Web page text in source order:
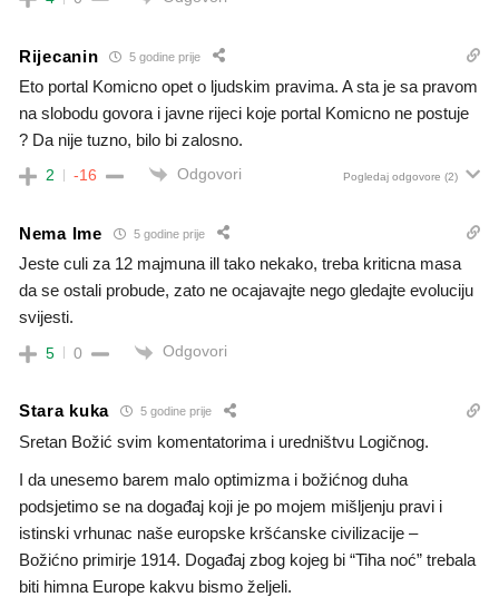
Rijecanin 5 godine prije
Eto portal Komicno opet o ljudskim pravima. A sta je sa pravom
na slobodu govora i javne rijeci koje portal Komicno ne postuje
? Da nije tuzno, bilo bi zalosno.
2 -16 Odgovori Pogledaj odgovore (2)
Nema Ime 5 godine prije
Jeste culi za 12 majmuna ill tako nekako, treba kriticna masa
da se ostali probude, zato ne ocajavajte nego gledajte evoluciju
svijesti.
5 0 Odgovori
Stara kuka 5 godine prije
Sretan Božić svim komentatorima i uredništvu Logičnog.
I da unesemo barem malo optimizma i božićnog duha
podsjetimo se na događaj koji je po mojem mišljenju pravi i
istinski vrhunac naše europske kršćanske civilizacije –
Božićno primirje 1914. Događaj zbog kojeg bi “Tiha noć” trebala
biti himna Europe kakvu bismo željeli.